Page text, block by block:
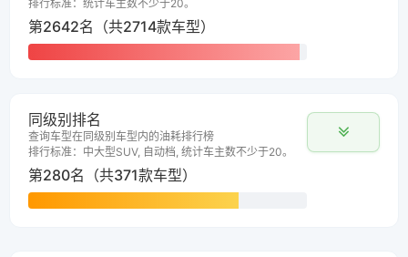
排行标准：统计车主数不少于20。
第2642名（共2714款车型）
同级别排名
查询车型在同级别车型内的油耗排行榜
排行标准：中大型SUV, 自动档, 统计车主数不少于20。
第280名（共371款车型）